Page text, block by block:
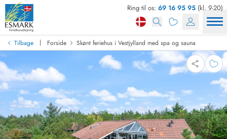
Ring til os: 69 16 95 95 (kl. 9-20)
Tilbage | Forside Skønt feriehus i Vestjylland med spa og sauna